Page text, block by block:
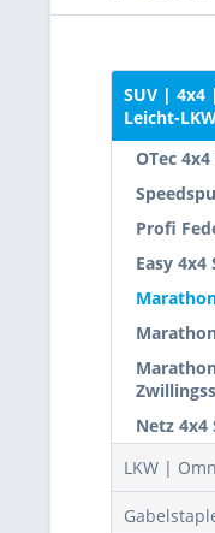
SUV | 4x4
Leicht-
OTec
Profi
Easy
Netz 4x4
LKW |